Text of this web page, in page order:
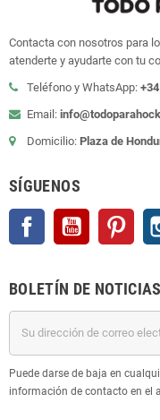
Contacta con nosotros para
atenderte y ayudarte con tu
Teléfono y WhatsApp:
Email:
Domicilio: Plaza de
SÍGUENOS
Facebook YouTube
BOLETÍN DE NOTICIAS
Puede darse de baja en
información de contacto en el